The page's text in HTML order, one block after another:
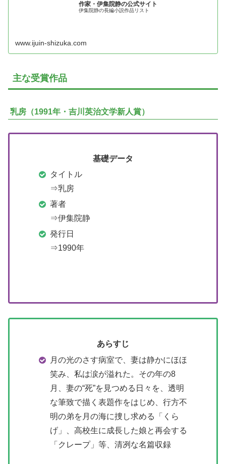
作家・伊集院静の公式サイト
伊集院静の長編小説作品リスト
www.ijuin-shizuka.com
主な受賞作品
乳房（1991年・吉川英治文学新人賞）
基礎データ
タイトル
⇒乳房
著者
⇒伊集院静
発行日
⇒1990年
あらすじ
月の光のさす病室で、妻は静かにほほ
笑み、私は涙が溢れた。その年の8
月、妻の“死”を見つめる日々を、透明
な筆致で描く表題作をはじめ、行方不
明の弟を月の海に捜し求める「くら
げ」、高校生に成長した娘と再会する
「クレープ」等、清冽な名篇収録